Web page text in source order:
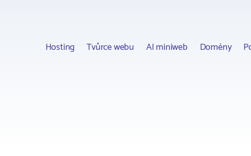
Hosting Tvůrce webu AI miniweb Domény